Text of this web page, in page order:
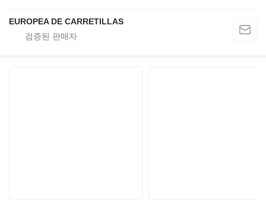
EUROPEA DE CARRETILLAS